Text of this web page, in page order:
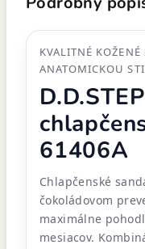
KVALITNÉ
ANATOMICKOU
61406A
Chlapčenské
čokoládovom
maximálne
mesiacov.